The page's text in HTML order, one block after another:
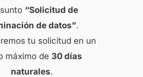
“Solicitud de
de datos”.
tu solicitud en un
máximo de 30 días
naturales.